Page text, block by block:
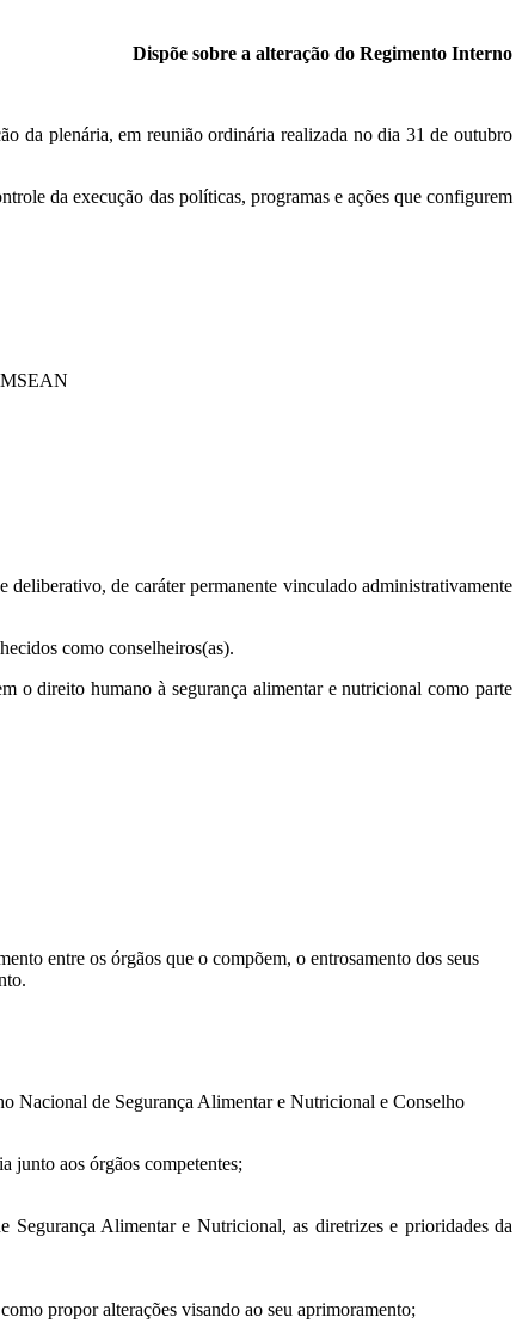
Dispõe sobre a alteração do Regimento Interno
da plenária, em reunião ordinária realizada no dia 31 de outubro
da execução das políticas, programas e ações que configurem
de caráter permanente vinculado administrativamente
como conselheiros(as).
o direito humano à segurança alimentar e nutricional como parte
entre os órgãos que o compõem, o entrosamento dos seus
Nacional de Segurança Alimentar e Nutricional e Conselho
junto aos órgãos competentes;
Alimentar e Nutricional, as diretrizes e prioridades da
propor alterações visando ao seu aprimoramento;